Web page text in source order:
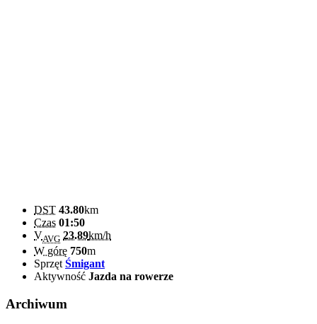
DST 43.80km
Czas 01:50
VAVG 23.89km/h
W górę 750m
Sprzęt Śmigant
Aktywność Jazda na rowerze
Archiwum